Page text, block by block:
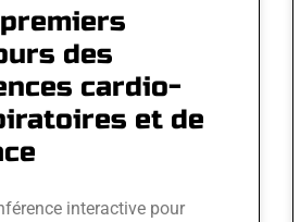
des
cardio-
et de
interactive pour